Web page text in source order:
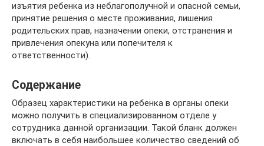
изъятия ребенка из неблагополучной и опасной семьи,
принятие решения о месте проживания, лишения
родительских прав, назначении опеки, отстранения и
привлечения опекуна или попечителя к
ответственности).
Содержание
Образец характеристики на ребенка в органы опеки
можно получить в специализированном отделе у
сотрудника данной организации. Такой бланк должен
включать в себя наибольшее количество сведений об